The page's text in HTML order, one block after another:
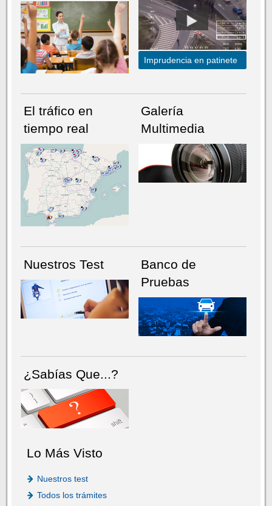
NÚMERO ACTUALHEMEROTECA
Imprudencia en patinete
El tráfico en
tiempo real
Galería
Multimedia
Nuestros Test
Banco de
Pruebas
¿Sabías Que...?
Lo Más Visto
Nuestros test
Todos los trámites